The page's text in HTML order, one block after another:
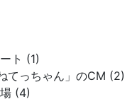
ト (1)
てっちゃん」のCM (2)
(4)